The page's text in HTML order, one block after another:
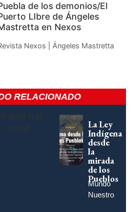
de los demonios/El
LIbre de Ángeles
en Nexos
Nexos | Ángeles Mastretta
RELACIONADO
data was
found
La Ley
Indígena
desde
la
mirada
de los
Pueblos
Mundo
Nuestro